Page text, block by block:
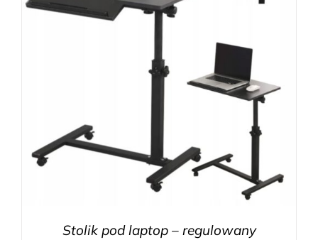
Stolik pod laptop – regulowany